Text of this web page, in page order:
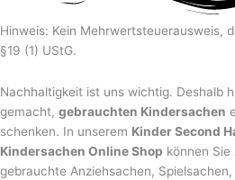
Hinweis: Kein Mehrwertsteuerausweis,
§19 (1) UStG.
Nachhaltigkeit ist uns wichtig. Deshalb
gemacht, gebrauchten Kindersachen
schenken. In unserem Kinder Second
Kindersachen Online Shop können Sie
gebrauchte Anziehsachen,